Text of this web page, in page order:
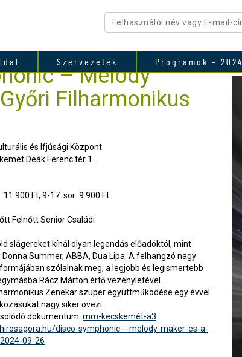
Szervezetek Programok – 2024
– Melody
Filharmonikus
és Ifjúsági Központ
Deák Ferenc tér 1.
Ft, 9-17. sor: 9.900 Ft
Felnőtt Senior Családi
slágereket kínál olyan legendás előadóktól, mint
Summer, ABBA, Dua Lipa. A felhangzó nagy
szólalnak meg, a legjobb és legismertebb
Rácz Márton értő vezényletével.
Zenekar szuper együttműködése egy évvel
nagy siker övezi.
dokumentum: mm-kecskemét-a3
disco-symphonic---melody-maker-es-a-
09-26